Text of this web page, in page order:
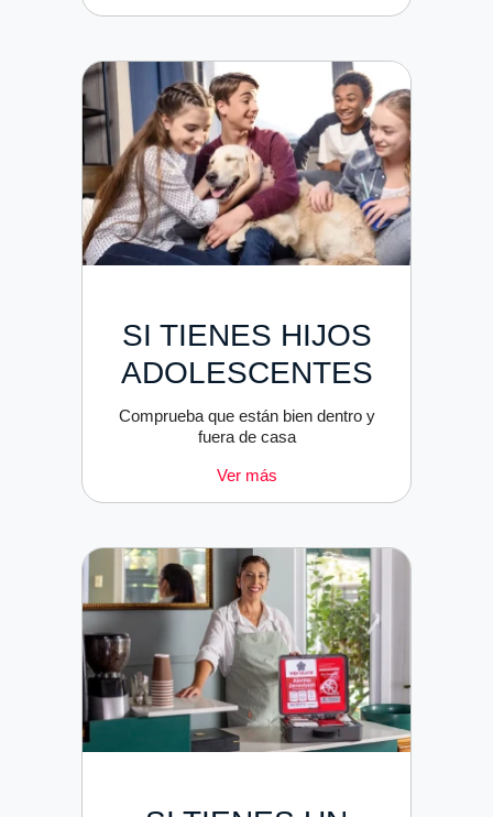
SI TIENES HIJOS
ADOLESCENTES
Comprueba que están bien dentro y
fuera de casa
Ver más